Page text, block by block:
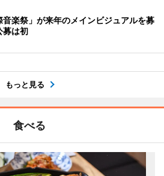
音楽祭」が来年のメインビジュアルを募
は初
もっと見る
食べる